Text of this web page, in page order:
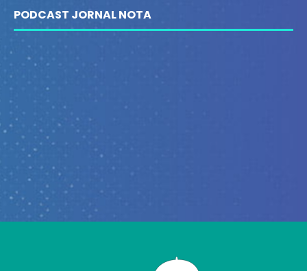
PODCAST JORNAL NOTA